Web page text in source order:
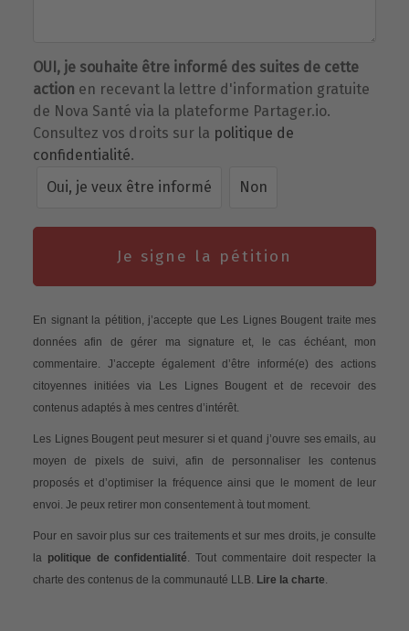
OUI, je souhaite être informé des suites de cette
action en recevant la lettre d'information gratuite
de Nova Santé via la plateforme Partager.io.
Consultez vos droits sur la politique de
confidentialité.
Oui, je veux être informé
Non
Je signe la pétition
En signant la pétition, j’accepte que Les Lignes Bougent traite mes
données afin de gérer ma signature et, le cas échéant, mon
commentaire. J’accepte également d’être informé(e) des actions
citoyennes initiées via Les Lignes Bougent et de recevoir des
contenus adaptés à mes centres d’intérêt.
Les Lignes Bougent peut mesurer si et quand j’ouvre ses emails, au
moyen de pixels de suivi, afin de personnaliser les contenus
proposés et d’optimiser la fréquence ainsi que le moment de leur
envoi. Je peux retirer mon consentement à tout moment.
Pour en savoir plus sur ces traitements et sur mes droits, je consulte
la politique de confidentialité. Tout commentaire doit respecter la
charte des contenus de la communauté LLB. Lire la charte.